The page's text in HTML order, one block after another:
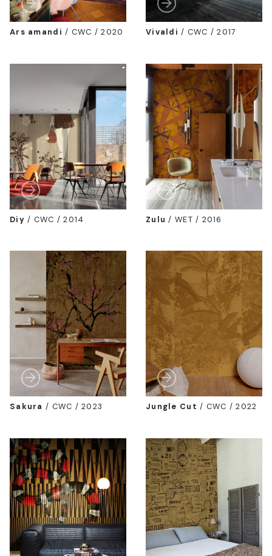
Ars amandi / CWC / 2020 Vivaldi / CWC / 2017
Diy / CWC / 2014 Zulu / WET / 2016
Sakura / CWC / 2023 Jungle Cut / CWC / 2022